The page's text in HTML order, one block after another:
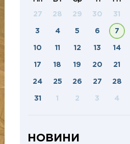
27 28 29 30 31
3 4 5 6 7
10 11 12 13 14
17 18 19 20 21
24 25 26 27 28
31 1 2 3 4
НОВИНИ